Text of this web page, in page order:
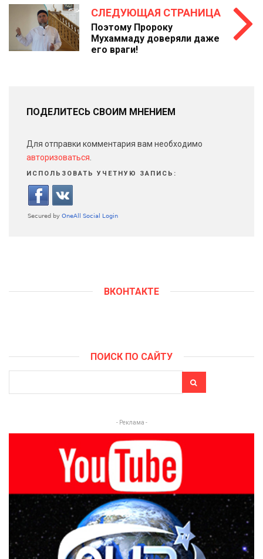
СЛЕДУЮЩАЯ СТРАНИЦА
Поэтому Пророку
Мухаммаду доверяли даже
его враги!
ПОДЕЛИТЕСЬ СВОИМ МНЕНИЕМ
Для отправки комментария вам необходимо
авторизоваться
ИСПОЛЬЗОВАТЬ УЧЕТНУЮ ЗАПИСЬ:
ВКОНТАКТЕ
ПОИСК ПО САЙТУ
- Реклама -